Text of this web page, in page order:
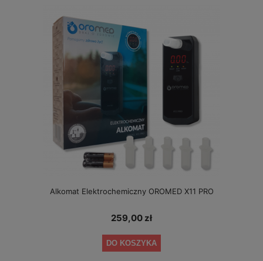
Alkomat Elektrochemiczny OROMED X11 PRO
259,00 zł
DO KOSZYKA